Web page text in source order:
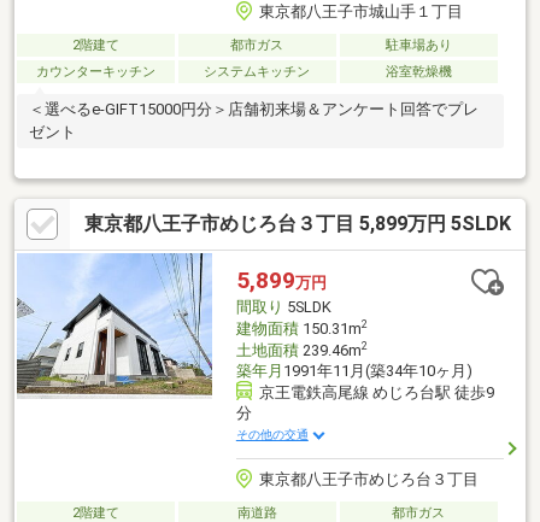
東京都八王子市城山手１丁目
2階建て 都市ガス
駐車場あり
カウンターキッチン
システムキッチン 浴室乾燥機
＜選べるe-GIFT15000円分＞店舗初来場＆アンケート回答でプレ
ゼント
東京都八王子市めじろ台３丁目 5,899万円 5SLDK
5,899万円
間取り 5SLDK
建物面積150.31m2
土地面積239.46m2
築年月 1991年11月(築34年10ヶ月)
京王電鉄高尾線 めじろ台駅 徒歩9
分
その他の交通
東京都八王子市めじろ台３丁目
2階建て 南道路 都市ガス